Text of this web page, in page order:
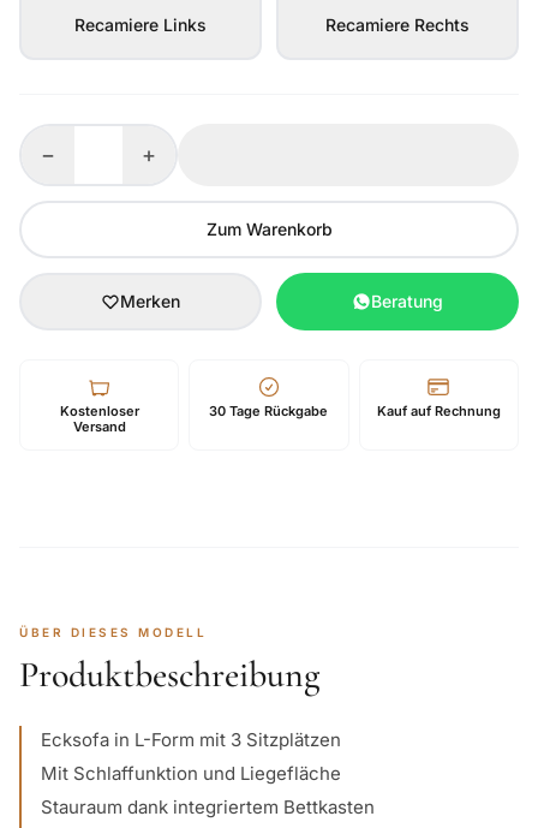
Recamiere Links Recamiere Rechts
− +
Zum Warenkorb
Merken Beratung
Kostenloser
Versand
30 Tage Rückgabe Kauf auf Rechnung
ÜBER DIESES MODELL
Produktbeschreibung
Ecksofa in L-Form mit 3 Sitzplätzen
Mit Schlaffunktion und Liegefläche
Stauraum dank integriertem Bettkasten